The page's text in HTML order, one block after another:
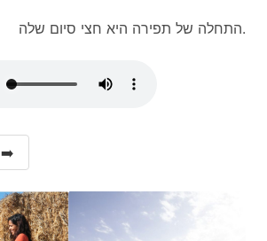
התחלה של תפירה היא חצי סיום שלה.
➡️